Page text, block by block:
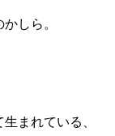
しら。
まれている、